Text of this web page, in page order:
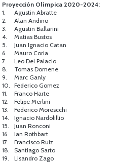
Proyección Olímpica 2020-2024:
1.
Agustin Abratte
2.
Alan Andino
3.
Agustin Ballarini
4.
Matias Bustos
5.
Juan Ignacio Catan
6.
Mauro Coria
7.
Leo Del Palacio
8.
Tomas Domene
9.
Marc Ganly
10.
Federico Gomez
11.
Franco Harte
12.
Felipe Merlini
13.
Federico Morescchi
14.
Ignacio Nardolillio
15.
Juan Ronconi
16.
Ian Rothbart
17.
Francisco Ruiz
18.
Santiago Sarto
19.
Lisandro Zago